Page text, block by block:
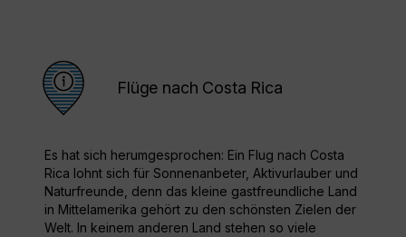
Flüge nach Costa Rica
Es hat sich herumgesprochen: Ein Flug nach Costa
Rica lohnt sich für Sonnenanbeter, Aktivurlauber und
Naturfreunde, denn das kleine gastfreundliche Land
in Mittelamerika gehört zu den schönsten Zielen der
Welt. In keinem anderen Land stehen so viele